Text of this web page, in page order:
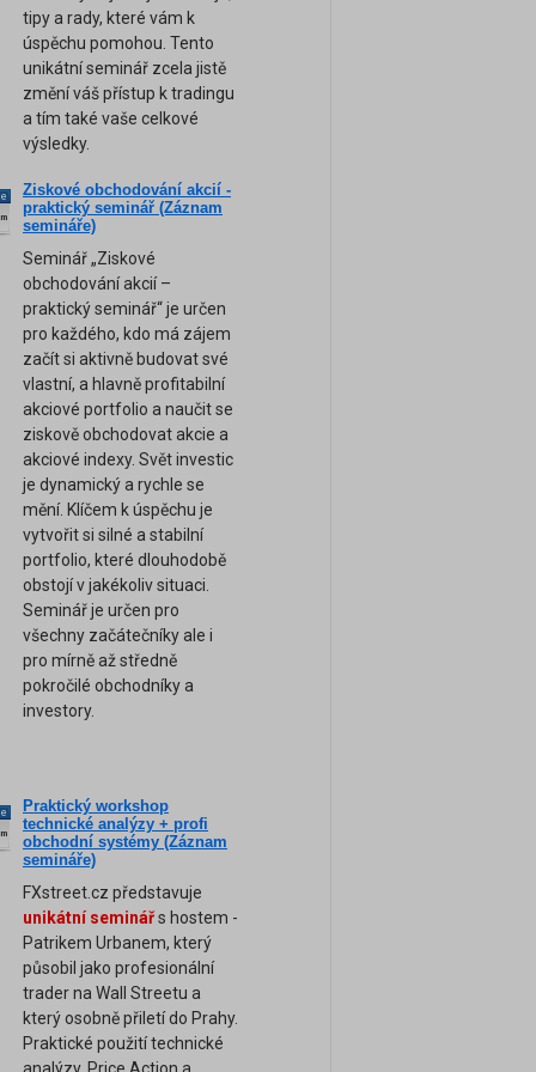
tipy a rady, které vám k
úspěchu pomohou. Tento
unikátní seminář zcela jistě
změní váš přístup k tradingu
a tím také vaše celkové
výsledky.
Ziskové obchodování akcií -
praktický seminář (Záznam
semináře)
Seminář „Ziskové
obchodování akcií –
praktický seminář“ je určen
pro každého, kdo má zájem
začít si aktivně budovat své
vlastní, a hlavně profitabilní
akciové portfolio a naučit se
ziskově obchodovat akcie a
akciové indexy. Svět investic
je dynamický a rychle se
mění. Klíčem k úspěchu je
vytvořit si silné a stabilní
portfolio, které dlouhodobě
obstojí v jakékoliv situaci.
Seminář je určen pro
všechny začátečníky ale i
pro mírně až středně
pokročilé obchodníky a
investory.
Praktický workshop
technické analýzy + profi
obchodní systémy (Záznam
semináře)
FXstreet.cz představuje
unikátní seminářs hostem -
Patrikem Urbanem, který
působil jako profesionální
trader na Wall Streetu a
který osobně přiletí do Prahy.
Praktické použití technické